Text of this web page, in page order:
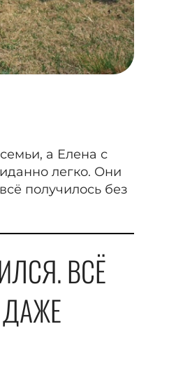
а Елена с
легко. Они
получилось без
ВСЁ